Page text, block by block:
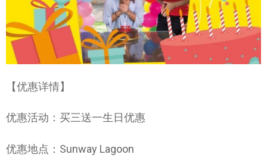
【优惠详情】
优惠活动：买三送一生日优惠
优惠地点：Sunway Lagoon